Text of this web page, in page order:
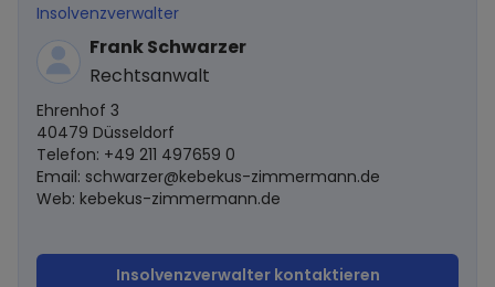
Insolvenzverwalter
Frank Schwarzer
Rechtsanwalt
Ehrenhof 3
40479 Düsseldorf
Telefon: +49 211 497659 0
Email: schwarzer@kebekus-zimmermann.de
Web: kebekus-zimmermann.de
Insolvenzverwalter kontaktieren